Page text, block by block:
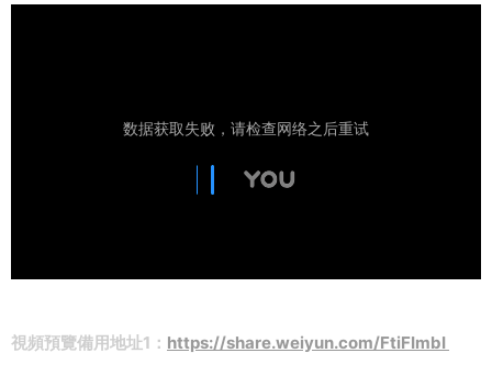
視頻預覽備用地址1： https://share.weiyun.com/FtiFImbI